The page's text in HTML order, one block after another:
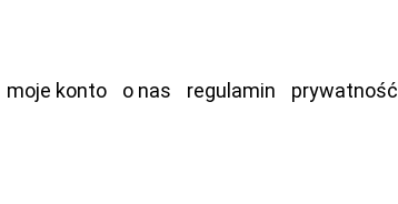
moje konto o nas regulamin prywatność